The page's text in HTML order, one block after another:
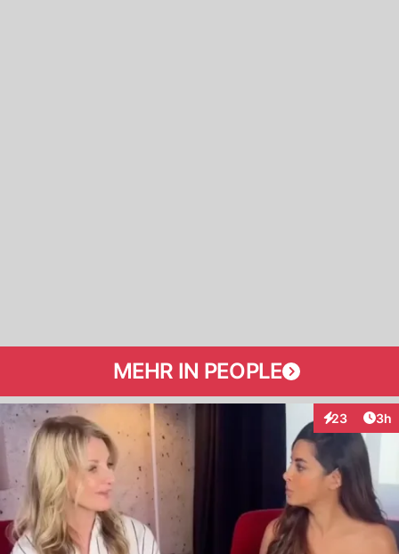
MEHR IN PEOPLE
23
Interaktionen
3h